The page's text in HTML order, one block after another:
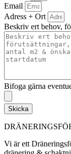
Email
Adress + Ort
Beskriv ert behov,
Bifoga gärna
Skicka
Vi är ett